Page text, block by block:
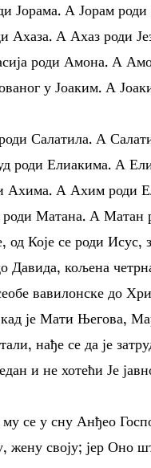
Јорама. А Јорам роди
Ахаза. А Ахаз роди
роди Амона. А
у Јоаким. А
Салатила. А
роди Елиакима. А
Ахима. А Ахим роди
Матана. А Матан
Које се роди Исус,
Давида, кољена
вавилонске до
је Мати Његова,
нађе се да је
и не хотећи Је
се у сну Анђео
жену своју; јер Оно